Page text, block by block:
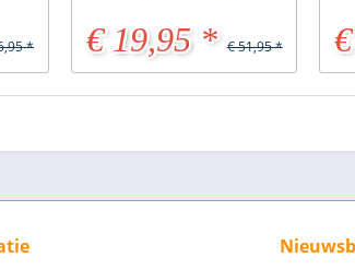
* € 19,95 * € 51,95 *